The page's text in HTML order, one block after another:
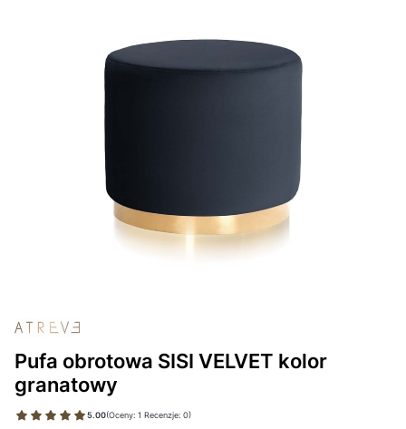
Pufa obrotowa SISI VELVET kolor
granatowy
5.00(Oceny: 1 Recenzje: 0)